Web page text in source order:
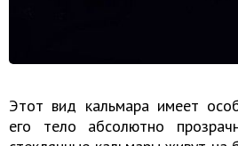
Этот вид кальмара имеет
его тело абсолютно